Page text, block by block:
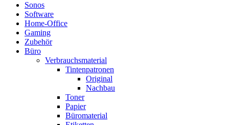
Sonos
Software
Home-Office
Gaming
Zubehör
Büro
Verbrauchsmaterial
Tintenpatronen
Original
Nachbau
Toner
Papier
Büromaterial